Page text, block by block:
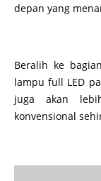
depan yang
Beralih ke
lampu full LED
juga akan
konvensional